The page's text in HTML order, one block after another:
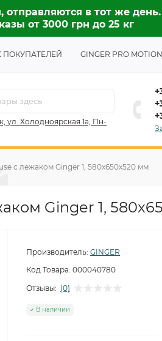
в тот же
от 3000 грн до 25 кг
GINGER PRO MOTION
ул. Холодноярская 1а, Пн-
с лежаком Ginger 1, 580х650х520 мм
Ginger 1,
Производитель: GINGER
Код Товара: 000040780
Отзывы: (0)
В наличии